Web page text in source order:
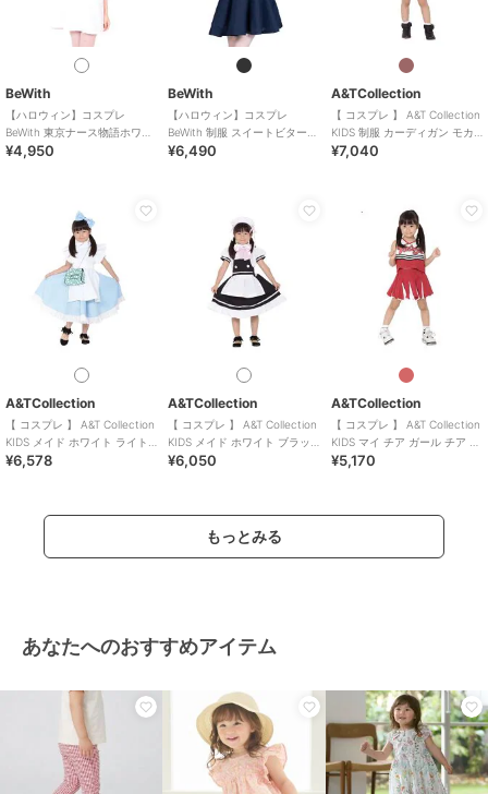
BeWith
【ハロウィン】コスプレ
BeWith 東京ナース物語ホワイ
ト かわいい
¥4,950
BeWith
【ハロウィン】コスプレ
BeWith 制服 スイートビター学
園ブラック かわいい
¥6,490
A&TCollection
【 コスプレ 】 A&T Collection
KIDS 制服 カーディガン モカ
キッズ
¥7,040
A&TCollection
【 コスプレ 】 A&T Collection
KIDS メイド ホワイト ライト
ブルー キッズ
¥6,578
A&TCollection
【 コスプレ 】 A&T Collection
KIDS メイド ホワイト ブラッ
ク キッズ
¥6,050
A&TCollection
【 コスプレ 】 A&T Collection
KIDS マイ チア ガール チア リ
ーダー レッド
¥5,170
もっとみる
あなたへのおすすめアイテム